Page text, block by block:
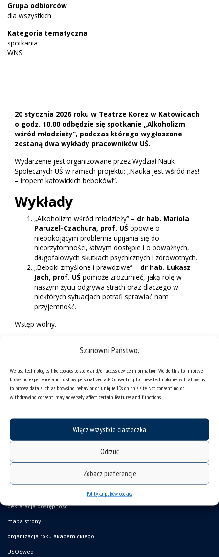
Szanowni Państwo,
We use technologies like cookies to store and/or access device information. We do this to improve
browsing experience and to show personalized ads. Consenting to these technologies will allow us
to process data such as browsing behavior or unique IDs on this site. Not consenting or
withdrawing consent, may adversely affect certain features and functions.
Włącz wszystkie ciasteczka
Odrzuć
Zobacz preferencje
Polityka plików cookies
Grupa odbiorców
dla wszystkich
Kategoria tematyczna
spotkania
WNS
20 stycznia 2026 roku w Teatrze Korez w Katowicach
o godz. 10.00 odbędzie się spotkanie „Alkoholizm
wśród młodzieży”, podczas którego wygłoszone
zostaną dwa wykłady pracowników UŚ.
Wydarzenie jest organizowane przez Wydział Nauk
Społecznych UŚ w ramach projektu: „Nauka jest wśród nas!
– tropem katowickich beboków!”.
Wykłady
„Alkoholizm wśród młodzieży” – dr hab. Mariola
Paruzel-Czachura, prof. UŚ opowie o
niepokojącym problemie upijania się do
nieprzytomności, łatwym dostępie i o poważnych,
długofalowych skutkach psychicznych i zdrowotnych.
„Beboki zmyślone i prawdziwe” – dr hab. Łukasz
Jach, prof. UŚ pomoże zrozumieć, jaką rolę w
naszym życiu odgrywa strach oraz dlaczego w
niektórych sytuacjach potrafi sprawiać nam
przyjemność.
Wstęp wolny.
deklaracja dostępności
mapa strony
organizacja roku akademickiego
USOSweb